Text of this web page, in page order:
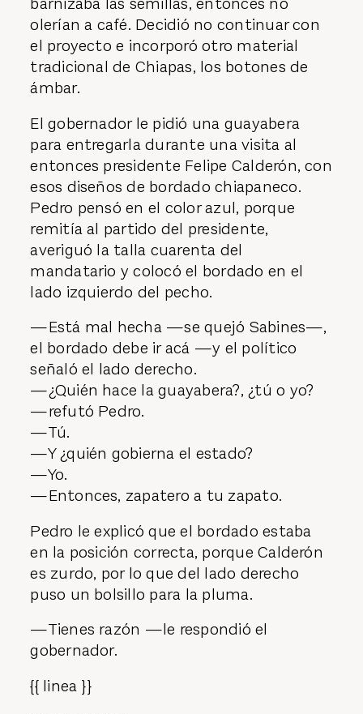
olerían a café. Decidió no continuar con
el proyecto e incorporó otro material
tradicional de Chiapas, los botones de
ámbar.
El gobernador le pidió una guayabera
para entregarla durante una visita al
entonces presidente Felipe Calderón, con
esos diseños de bordado chiapaneco.
Pedro pensó en el color azul, porque
remitía al partido del presidente,
averiguó la talla cuarenta del
mandatario y colocó el bordado en el
lado izquierdo del pecho.
—Está mal hecha —se quejó Sabines—,
el bordado debe ir acá —y el político
señaló el lado derecho.
—¿Quién hace la guayabera?, ¿tú o yo?
—refutó Pedro.
—Tú.
—Y ¿quién gobierna el estado?
—Yo.
—Entonces, zapatero a tu zapato.
Pedro le explicó que el bordado estaba
en la posición correcta, porque Calderón
es zurdo, por lo que del lado derecho
puso un bolsillo para la pluma.
—Tienes razón —le respondió el
gobernador.
{{ linea }}